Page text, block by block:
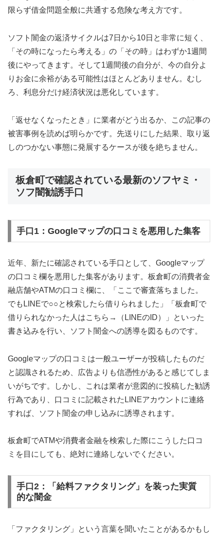
限らず借金問題全般に共通する危険な考え方です。
ソフト闇金の返済サイクルは7日から10日と非常に短く、
「その時になったら考える」の「その時」はわずか1週間
後にやってきます。そして1週間後の自分が、今の自分よ
りお金に余裕がある可能性はほとんどありません。むし
ろ、利息分だけ経済状況は悪化しています。
「返せなくなったとき」に業者がどう出るか、この記事の
被害事例を読めば明らかです。先送りにした結果、取り返
しのつかない事態に発展するケースが後を絶ちません。
板倉町で確認されている最新のソフヤミ・
ソフ闇勧誘手口
手口1：Googleマップの口コミを悪用した集客
近年、新たに確認されている手口として、Googleマップ
の口コミ欄を悪用した集客があります。板倉町の消費者金
融店舗やATMの口コミ欄に、「ここで審査落ちました。
でもLINEで○○と検索したら借りられました」「板倉町で
借りられなかった人はこちら→（LINEのID）」といった
書き込みを行い、ソフト闇金への誘導を図るものです。
Googleマップの口コミは一般ユーザーが投稿したものだ
と認識されるため、広告よりも信憑性があると感じてしま
いがちです。しかし、これは業者が意図的に投稿した勧誘
行為であり、口コミに記載されたLINEアカウントに連絡
すれば、ソフト闇金の申し込みに誘導されます。
板倉町でATMや消費者金融を検索した際にこうした口コ
ミを目にしても、絶対に連絡しないでください。
手口2：「給料ファクタリング」を装った実質
的な闇金
「ファクタリング」という言葉を聞いたことがあるかもし